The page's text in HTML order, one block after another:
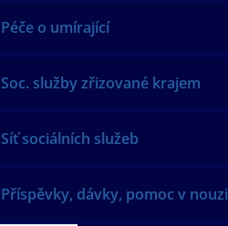
Péče o umírající
Soc. služby zřizované krajem
Síť sociálních služeb
Příspěvky, dávky, pomoc v nouzi